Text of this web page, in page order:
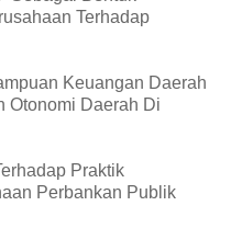
Terhadap
Keuangan Daerah
Otonomi Daerah Di
Praktik
Perbankan Publik